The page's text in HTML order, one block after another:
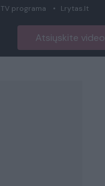
TV programa Lrytas.lt
Atsiųskite video